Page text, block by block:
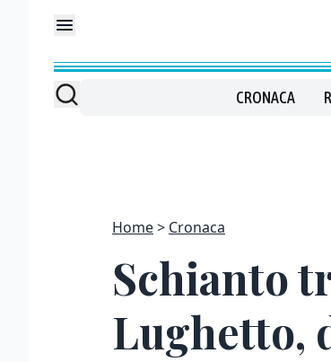
CRONACA
Home Cronaca
Schianto
Lughetto,